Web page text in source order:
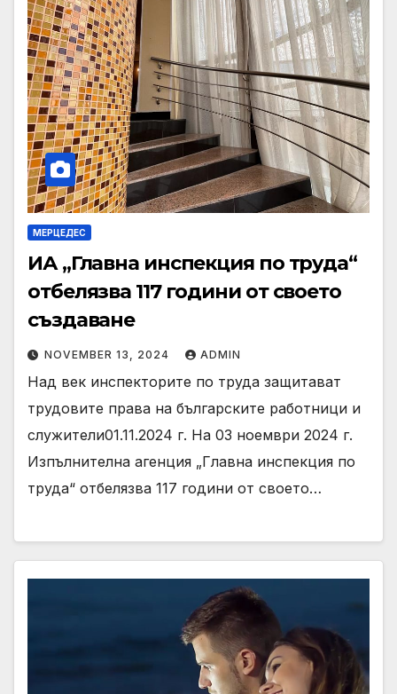
МЕРЦЕДЕС
ИА „Главна инспекция по труда“
отбелязва 117 години от своето
създаване
NOVEMBER 13, 2024 ADMIN
Над век инспекторите по труда защитават
трудовите права на българските работници и
служители01.11.2024 г. На 03 ноември 2024 г.
Изпълнителна агенция „Главна инспекция по
труда“ отбелязва 117 години от своето…